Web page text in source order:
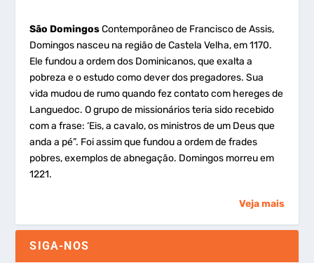
São DomingosContemporâneo de Francisco de Assis,
Domingos nasceu na região de Castela Velha, em 1170.
Ele fundou a ordem dos Dominicanos, que exalta a
pobreza e o estudo como dever dos pregadores. Sua
vida mudou de rumo quando fez contato com hereges de
Languedoc. O grupo de missionários teria sido recebido
com a frase: ‘Eis, a cavalo, os ministros de um Deus que
anda a pé”. Foi assim que fundou a ordem de frades
pobres, exemplos de abnegação. Domingos morreu em
1221.
Veja mais
SIGA-NOS